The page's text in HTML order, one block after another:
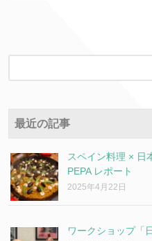
最近の記事
スペイン料理 × 日
PEPA レポート
2025年4月22日
ワークショップ「